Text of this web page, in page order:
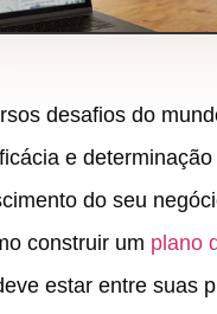
desafios do
e
do seu
construir um plano
estar entre suas